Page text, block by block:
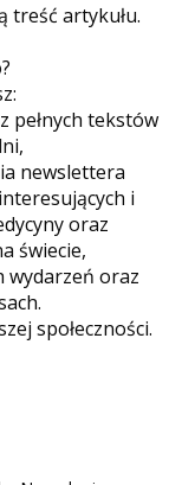
treść artykułu.
pełnych tekstów
newslettera
i
oraz
świecie,
wydarzeń oraz
społeczności.